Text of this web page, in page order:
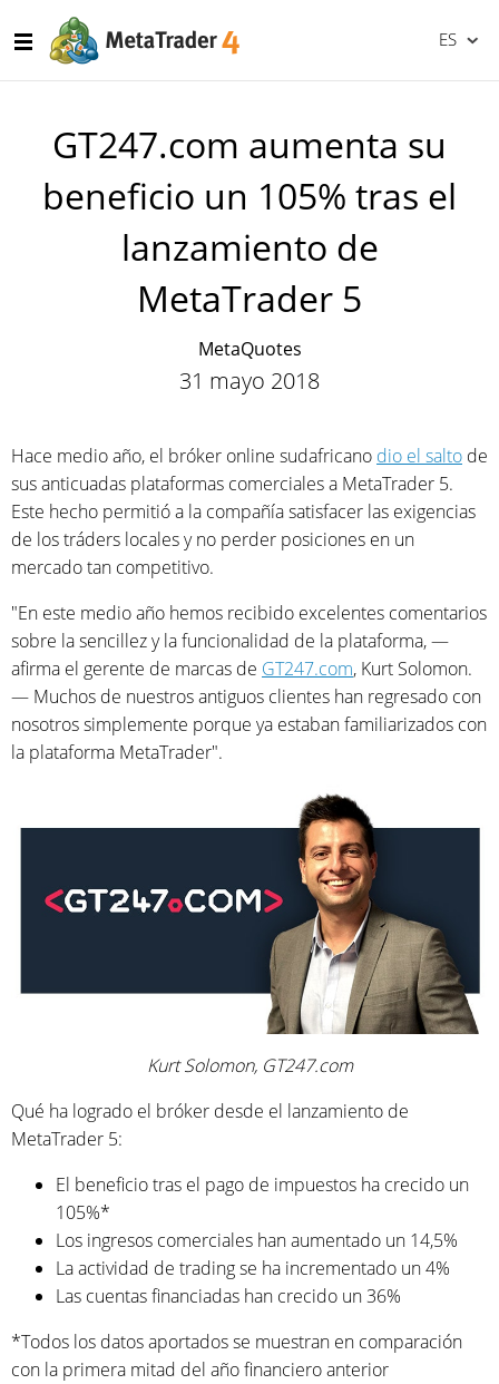
ES
GT247.com aumenta su
beneficio un 105% tras el
lanzamiento de
MetaTrader 5
MetaQuotes
31 mayo 2018
Hace medio año, el bróker online sudafricano dio el salto de
sus anticuadas plataformas comerciales a MetaTrader 5.
Este hecho permitió a la compañía satisfacer las exigencias
de los tráders locales y no perder posiciones en un
mercado tan competitivo.
"En este medio año hemos recibido excelentes comentarios
sobre la sencillez y la funcionalidad de la plataforma, —
afirma el gerente de marcas de GT247.com, Kurt Solomon.
— Muchos de nuestros antiguos clientes han regresado con
nosotros simplemente porque ya estaban familiarizados con
la plataforma MetaTrader".
Kurt Solomon, GT247.com
Qué ha logrado el bróker desde el lanzamiento de
MetaTrader 5:
El beneficio tras el pago de impuestos ha crecido un
105%*
Los ingresos comerciales han aumentado un 14,5%
La actividad de trading se ha incrementado un 4%
Las cuentas financiadas han crecido un 36%
*Todos los datos aportados se muestran en comparación
con la primera mitad del año financiero anterior